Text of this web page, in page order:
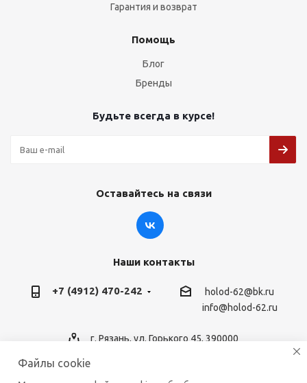
Гарантия и возврат
Помощь
Блог
Бренды
Будьте всегда в курсе!
Оставайтесь на связи
Наши контакты
+7 (4912) 470-242
holod-62@bk.ru
info@holod-62.ru
г. Рязань, ул. Горького 45, 390000
Файлы cookie